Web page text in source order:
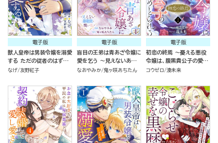
電子版
獣人皇帝は男装令嬢を溺愛
する ただの従者のはずで
すが！ コミック版 （1）
なげ 友野紅子
電子版
盲目の王弟は青あざ令嬢に
愛を乞う ～見えないあな
たと醜い私～ コミック版
なおやみか 鬼ヶ咲あちたん
電子版
初恋の終焉 ～憂える悪役
令嬢は、腹黒貴公子の愛に
絡めとられる～ コミック版
コウゼロ 湊未来